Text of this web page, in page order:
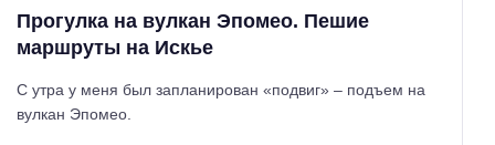
Прогулка на вулкан Эпомео. Пешие
маршруты на Искье
С утра у меня был запланирован «подвиг» – подъем на
вулкан Эпомео.